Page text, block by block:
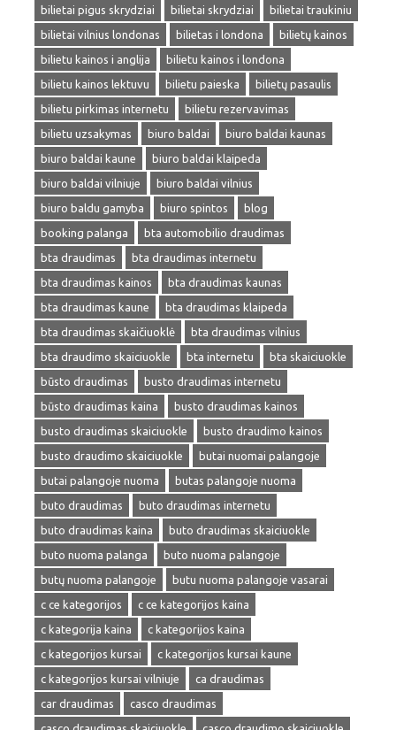
bilietai pigus skrydziai
bilietai skrydziai
bilietai traukiniu
bilietai vilnius londonas
bilietas i londona
bilietų kainos
bilietu kainos i anglija
bilietu kainos i londona
bilietu kainos lektuvu
bilietu paieska
bilietų pasaulis
bilietu pirkimas internetu
bilietu rezervavimas
bilietu uzsakymas
biuro baldai
biuro baldai kaunas
biuro baldai kaune
biuro baldai klaipeda
biuro baldai vilniuje
biuro baldai vilnius
biuro baldu gamyba
biuro spintos
blog
booking palanga
bta automobilio draudimas
bta draudimas
bta draudimas internetu
bta draudimas kainos
bta draudimas kaunas
bta draudimas kaune
bta draudimas klaipeda
bta draudimas skaičiuoklė
bta draudimas vilnius
bta draudimo skaiciuokle
bta internetu
bta skaiciuokle
būsto draudimas
busto draudimas internetu
būsto draudimas kaina
busto draudimas kainos
busto draudimas skaiciuokle
busto draudimo kainos
busto draudimo skaiciuokle
butai nuomai palangoje
butai palangoje nuoma
butas palangoje nuoma
buto draudimas
buto draudimas internetu
buto draudimas kaina
buto draudimas skaiciuokle
buto nuoma palanga
buto nuoma palangoje
butų nuoma palangoje
butu nuoma palangoje vasarai
c ce kategorijos
c ce kategorijos kaina
c kategorija kaina
c kategorijos kaina
c kategorijos kursai
c kategorijos kursai kaune
c kategorijos kursai vilniuje
ca draudimas
car draudimas
casco draudimas